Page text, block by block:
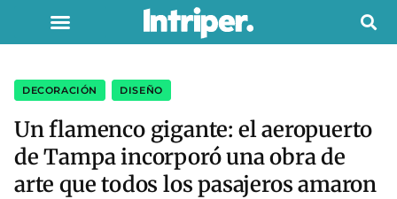
DECORACIÓN DISEÑO
Un flamenco gigante: el aeropuerto
de Tampa incorporó una obra de
arte que todos los pasajeros amaron